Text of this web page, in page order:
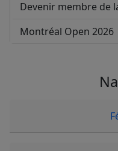
Devenir membre de
Montréal Open 2026